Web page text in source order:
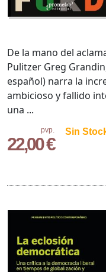
pvp.
22,00 €
Sin
De la mano del
Pulitzer Greg
español) narra la
ambicioso y fallido
una ...